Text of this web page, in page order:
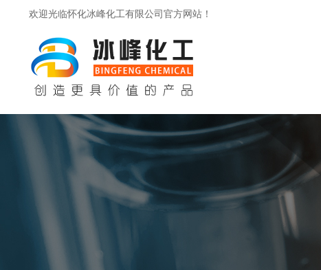
欢迎光临怀化冰峰化工有限公司官方网站！